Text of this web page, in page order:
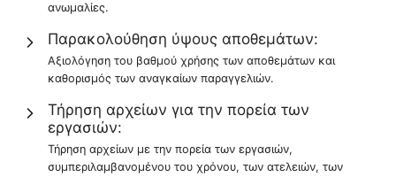
ανωμαλίες.
Παρακολούθηση ύψους αποθεμάτων:
Αξιολόγηση του βαθμού χρήσης των αποθεμάτων και
καθορισμός των αναγκαίων παραγγελιών.
Τήρηση αρχείων για την πορεία των
εργασιών:
Τήρηση αρχείων με την πορεία των εργασιών,
συμπεριλαμβανομένου του χρόνου, των ατελειών, των